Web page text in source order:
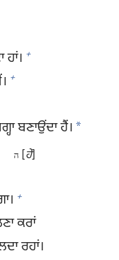
+
+
ਬਣਾਉਂਦਾ ਹੈਂ। *
ה [ਹੇ]
+
ਕਰਾਂ
ਰਹਾਂ।